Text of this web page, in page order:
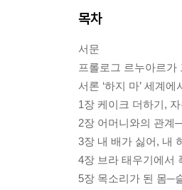
목차
서문
프롤로그 르누아르가
서론 ‘하지 마’ 세계에
1장 케이크 더하기,
2장 어머니와의 관계
3장 내 배가 싫어, 내
4장 브라 태우기에서
5장 목소리가 된 몸─